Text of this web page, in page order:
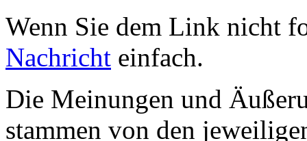
Wenn Sie dem Link nicht
Nachricht einfach.
Die Meinungen und
stammen von den